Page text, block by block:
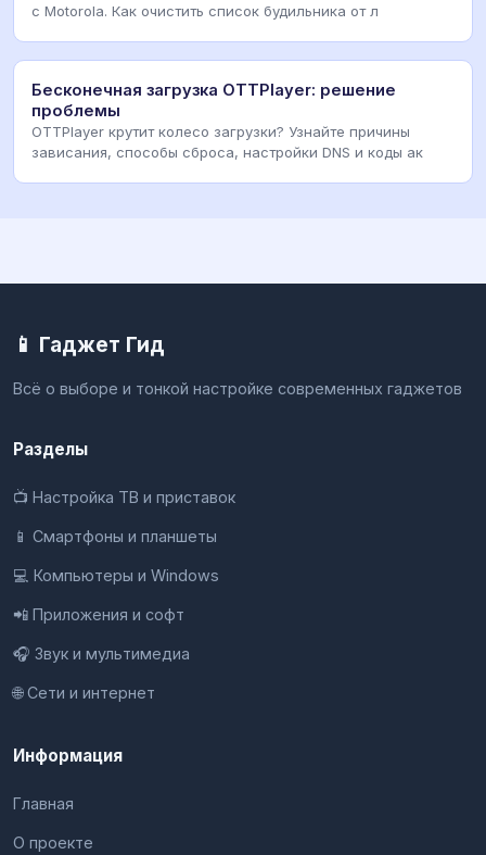
с Motorola. Как очистить список будильника от л
Бесконечная загрузка OTTPlayer: решение
проблемы
OTTPlayer крутит колесо загрузки? Узнайте причины
зависания, способы сброса, настройки DNS и коды ак
📱 Гаджет Гид
Всё о выборе и тонкой настройке современных гаджетов
Разделы
📺 Настройка ТВ и приставок
📱 Смартфоны и планшеты
💻 Компьютеры и Windows
📲 Приложения и софт
🎧 Звук и мультимедиа
🌐 Сети и интернет
Информация
Главная
О проекте